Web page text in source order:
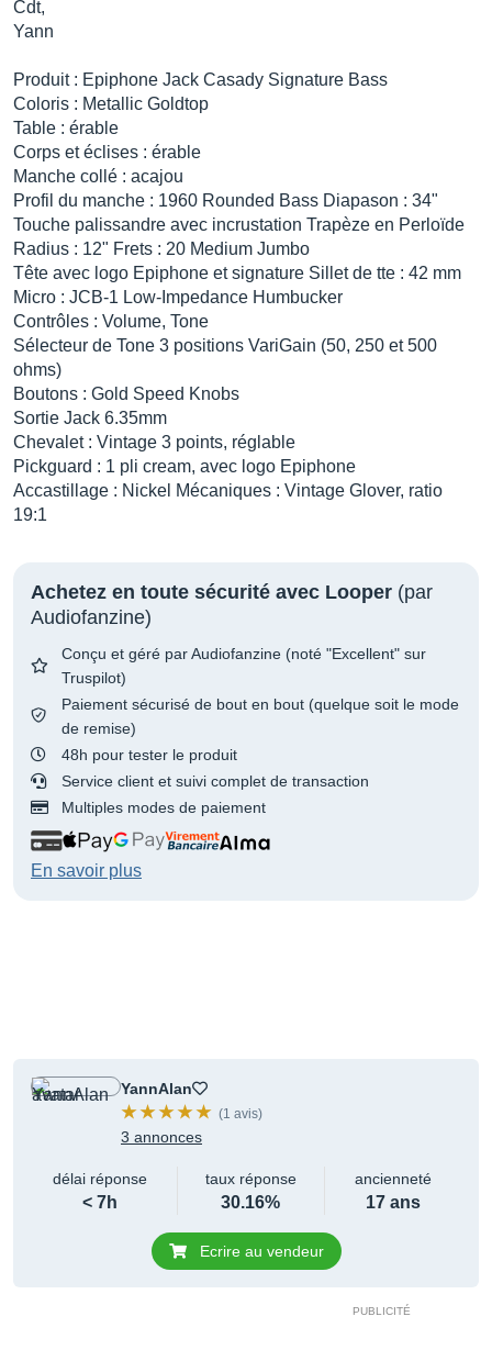
Cdt,
Yann
Produit : Epiphone Jack Casady Signature Bass
Coloris : Metallic Goldtop
Table : érable
Corps et éclises : érable
Manche collé : acajou
Profil du manche : 1960 Rounded Bass Diapason : 34"
Touche palissandre avec incrustation Trapèze en Perloïde
Radius : 12" Frets : 20 Medium Jumbo
Tête avec logo Epiphone et signature Sillet de tte : 42 mm
Micro : JCB-1 Low-Impedance Humbucker
Contrôles : Volume, Tone
Sélecteur de Tone 3 positions VariGain (50, 250 et 500
ohms)
Boutons : Gold Speed Knobs
Sortie Jack 6.35mm
Chevalet : Vintage 3 points, réglable
Pickguard : 1 pli cream, avec logo Epiphone
Accastillage : Nickel Mécaniques : Vintage Glover, ratio
19:1
Achetez en toute sécurité avec Looper (par
Audiofanzine)
Conçu et géré par Audiofanzine (noté "Excellent" sur
Truspilot)
Paiement sécurisé de bout en bout (quelque soit le mode
de remise)
48h pour tester le produit
Service client et suivi complet de transaction
Multiples modes de paiement
En savoir plus
YannAlan
(1 avis)
3 annonces
délai réponse
< 7h
taux réponse
30.16%
ancienneté
17 ans
Ecrire au vendeur